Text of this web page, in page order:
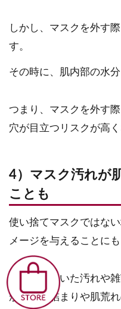
しかし、マスクを外す
す。
その時に、肌内部の水
つまり、マスクを外す
穴が目立つリスクが高く
4）マスク汚れが
ことも
使い捨てマスクではな
メージを与えることにも
マスクについた汚れや
が毛穴の詰まりや肌荒